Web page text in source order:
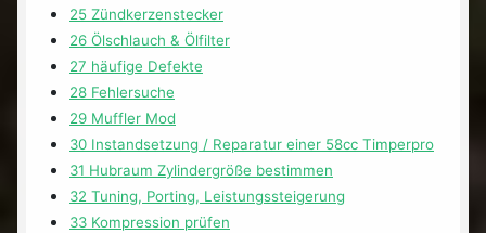
25 Zündkerzenstecker
26 Ölschlauch & Ölfilter
27 häufige Defekte
28 Fehlersuche
29 Muffler Mod
30 Instandsetzung / Reparatur einer 58cc Timperpro
31 Hubraum Zylindergröße bestimmen
32 Tuning, Porting, Leistungssteigerung
33 Kompression prüfen